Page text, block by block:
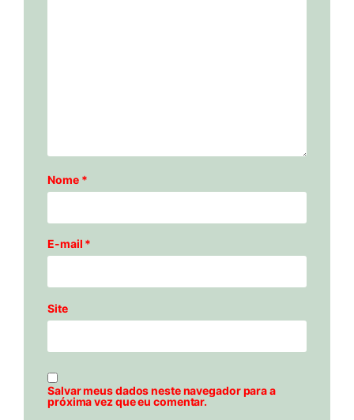
Nome *
E-mail *
Site
Salvar meus dados neste navegador para a
próxima vez que eu comentar.